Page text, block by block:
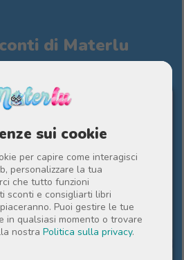
sui cookie
per capire come interagisci
personalizzare la tua
che tutto funzioni
sconti e consigliarti libri
Puoi gestire le tue
in qualsiasi momento o trovare
nostra Politica sulla privacy.
di Materlu